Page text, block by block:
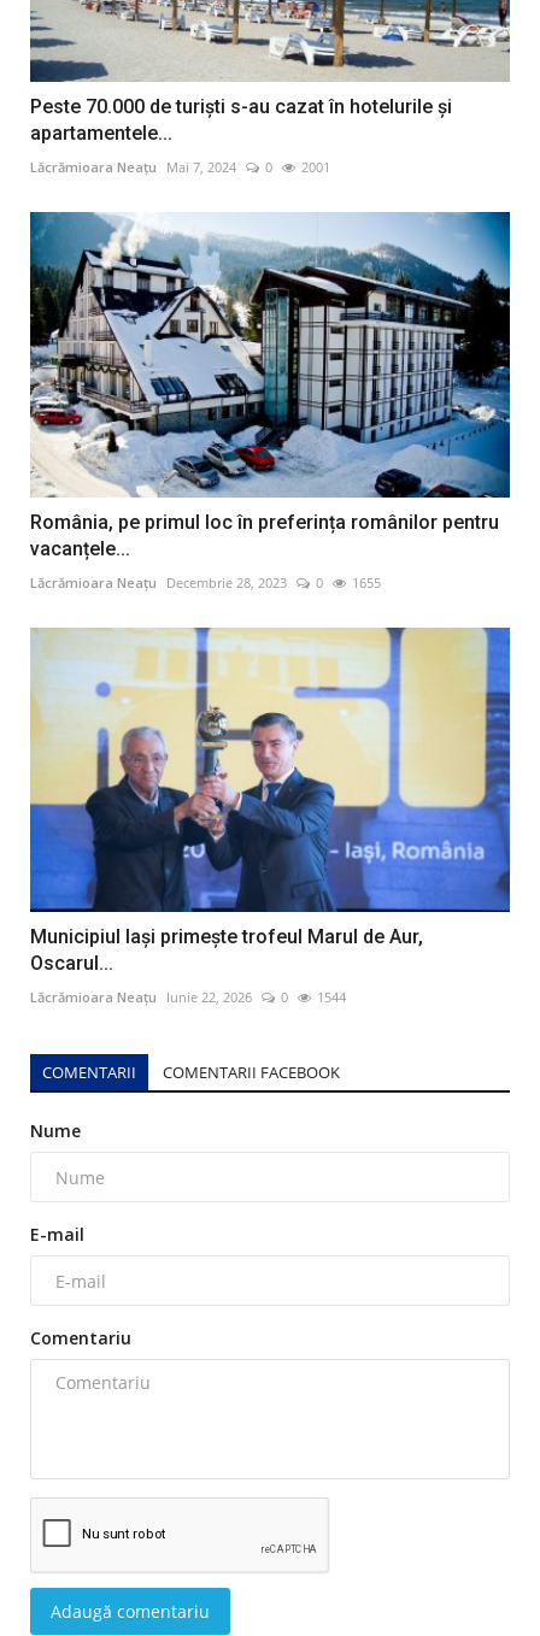
Peste 70.000 de turişti s-au cazat în hotelurile şi
apartamentele...
Lăcrămioara Neațu Mai 7, 2024 0 2001
România, pe primul loc în preferința românilor pentru
vacanțele...
Lăcrămioara Neațu Decembrie 28, 2023 0 1655
Municipiul Iaşi primeşte trofeul Marul de Aur,
Oscarul...
Lăcrămioara Neațu Iunie 22, 2026 0 1544
COMENTARII COMENTARII FACEBOOK
Nume
E-mail
Comentariu
Adaugă comentariu